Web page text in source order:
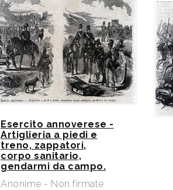
Esercito annoverese -
Artiglieria a piedi e
treno, zappatori,
corpo sanitario,
gendarmi da campo.
Anonime - Non firmate